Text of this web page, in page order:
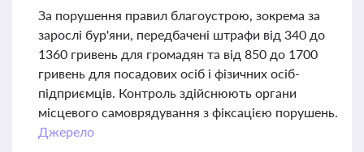
За порушення правил благоустрою, зокрема за
зарослі бур'яни, передбачені штрафи від 340 до
1360 гривень для громадян та від 850 до 1700
гривень для посадових осіб і фізичних осіб-
підприємців. Контроль здійснюють органи
місцевого самоврядування з фіксацією порушень.
Джерело